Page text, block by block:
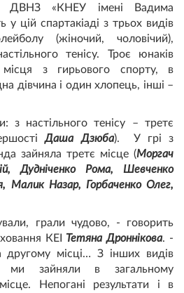
ДВНЗ «КНЕУ імені Вадима
у цій спартакіаді з трьох видів
(жіночий, чоловічий),
тенісу. Троє юнаків
місця з гирьового спорту, в
дівчина і один хлопець, інші –
з настільного тенісу – третє
Даша Дзюба). У грі з
зайняла третє місце (Моргач
Дудніченко Рома, Шевченко
Малик Назар, Горбаченко Олег,
грали чудово, - говорить
КЕІ Тетяна Дроннікова. -
місці… З інших видів
ми зайняли в загальному
Непогані результати і в